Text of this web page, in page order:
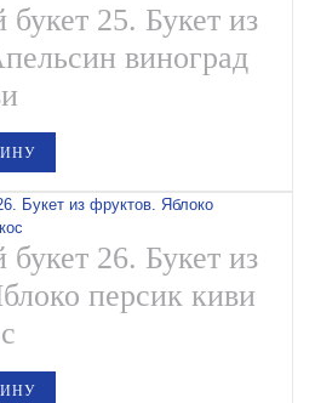
25. Букет из
виноград
26. Букет из
персик киви